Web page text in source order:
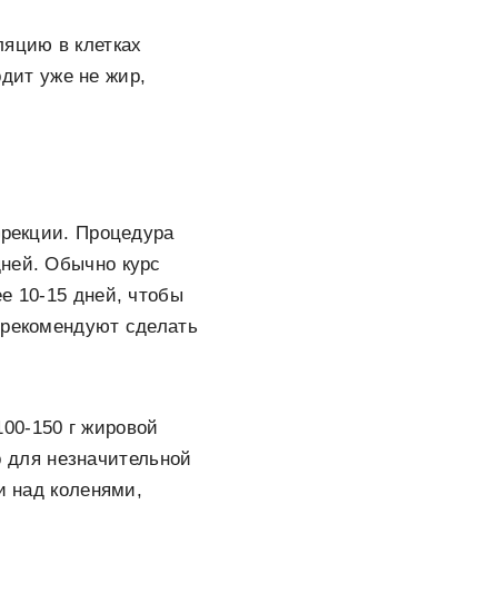
в клетках
уже не жир,
Процедура
Обычно курс
10-15 дней, чтобы
сделать
150 г жировой
для незначительной
над коленями,